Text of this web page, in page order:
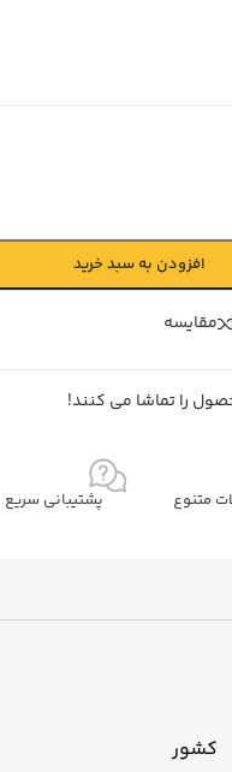
افزودن به سبد خرید
مقايسه
را تماشا می کنند!
متنوع پشتیبانی سریع
کشور